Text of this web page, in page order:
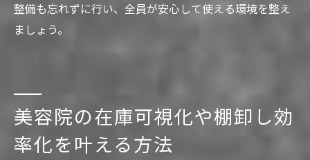
整備も忘れずに行い、全員が安心して使える環境を整え
ましょう。
美容院の在庫可視化や棚卸し効
率化を叶える方法